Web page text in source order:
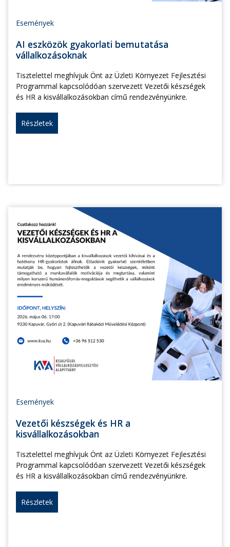
Események
AI eszközök gyakorlati bemutatása
vállalkozásoknak
Tisztelettel meghívjuk Önt az Üzleti Környezet Fejlesztési
Programmal kapcsolódóan szervezett Vezetői készségek
és HR a kisvállalkozásokban című rendezvényünkre.
Részletek
Események
Vezetői készségek és HR a
kisvállalkozásokban
Tisztelettel meghívjuk Önt az Üzleti Környezet Fejlesztési
Programmal kapcsolódóan szervezett Vezetői készségek
és HR a kisvállalkozásokban című rendezvényünkre.
Részletek